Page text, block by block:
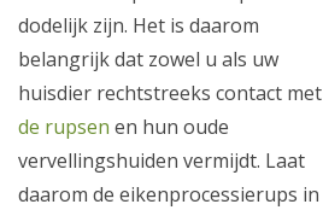
dodelijk zijn. Het is daarom
belangrijk dat zowel u als uw
huisdier rechtstreeks contact met
de rupsen en hun oude
vervellingshuiden vermijdt. Laat
daarom de eikenprocessierups in